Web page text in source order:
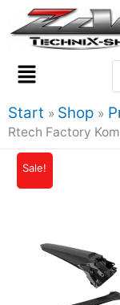
Inhalt
springen
Flyout
Menu
Start Shop
Rtech Factory
Sale!